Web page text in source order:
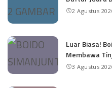
2 Agustus
Luar Biasa!
Membawa
3 Agustus